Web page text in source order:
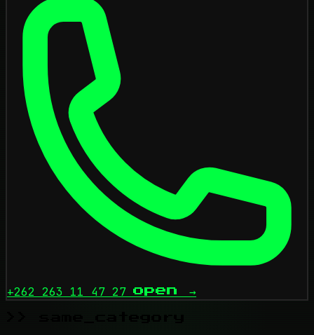
+262 263 11 47 27 open →